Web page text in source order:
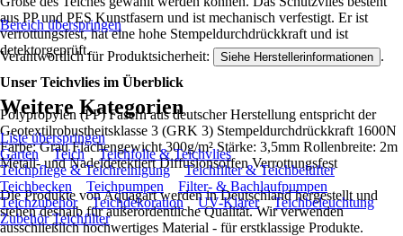
aus PP und PES Kunstfasern und ist mechanisch verfestigt. Er ist
verrottungsfest, hat eine hohe Stempeldurchdrückkraft und ist
detektorgeprüft.
Unser Teichvlies im Überblick
Polypropylen (PP) Fasern aus deutscher Herstellung entspricht der
Geotextilrobustheitsklasse 3 (GRK 3) Stempeldurchdrückkraft 1600N
Farbe: Grau Flächengewicht 300g/m² Stärke: 3,5mm Rollenbreite: 2m
Metall- und Nadeldetektiert Diffusionsoffen Verrottungsfest
Die Produkte von Aquagart werden in Deutschland hergestellt und
stehen deshalb für außerordentliche Qualität. Wir verwenden
ausschließlich hochwertiges Material - für erstklassige Produkte.
Bereich überspringen
Verantwortlich für Produktsicherheit: Siehe Herstellerinformationen .
Weitere Kategorien
Liste überspringen
Garten
Teich
Teichfolie & Teichvlies
Teichpflege & Teichreinigung
Teichfilter & Teichbelüfter
Teichbecken
Teichpumpen
Filter- & Bachlaufpumpen
Teichzubehör
Teichdekoration UV-Klärer
Teichbeleuchtung
Zubehör Teichfilter